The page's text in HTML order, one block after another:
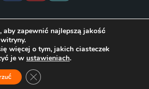
maszyny.agro.pl
aby zapewnić najlepszą jakość
więcej o tym, jakich ciasteczek
je w ustawieniach.
Zamknij panel powiadomień o